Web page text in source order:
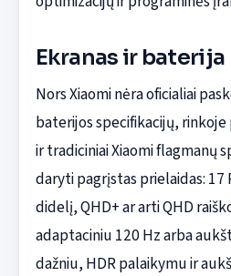
Ekranas ir baterija
Nors Xiaomi nėra oficialiai
baterijos specifikacijų,
ir tradiciniai Xiaomi flagmanų
daryti pagrįstas prielaidas:
didelį, QHD+ ar arti QHD
adaptaciniu 120 Hz arba
dažniu, HDR palaikymu ir